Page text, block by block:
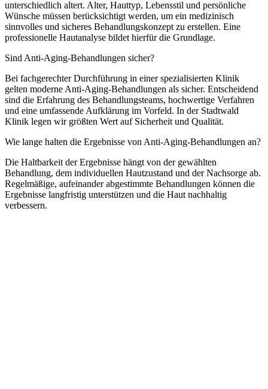
unterschiedlich altert. Alter, Hauttyp, Lebensstil und persönliche
Wünsche müssen berücksichtigt werden, um ein medizinisch
sinnvolles und sicheres Behandlungskonzept zu erstellen. Eine
professionelle Hautanalyse bildet hierfür die Grundlage.
Sind Anti-Aging-Behandlungen sicher?
Bei fachgerechter Durchführung in einer spezialisierten Klinik
gelten moderne Anti-Aging-Behandlungen als sicher. Entscheidend
sind die Erfahrung des Behandlungsteams, hochwertige Verfahren
und eine umfassende Aufklärung im Vorfeld. In der Stadtwald
Klinik legen wir größten Wert auf Sicherheit und Qualität.
Wie lange halten die Ergebnisse von Anti-Aging-Behandlungen an?
Die Haltbarkeit der Ergebnisse hängt von der gewählten
Behandlung, dem individuellen Hautzustand und der Nachsorge ab.
Regelmäßige, aufeinander abgestimmte Behandlungen können die
Ergebnisse langfristig unterstützen und die Haut nachhaltig
verbessern.